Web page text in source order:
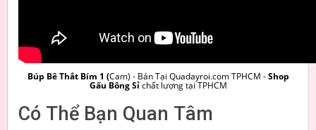
Búp Bê Thắt Bím 1 (Cam) - Bán Tại Quadayroi.com TPHCM -Shop
Gấu Bông Sỉchất lượng tại TPHCM
Có Thể Bạn Quan Tâm